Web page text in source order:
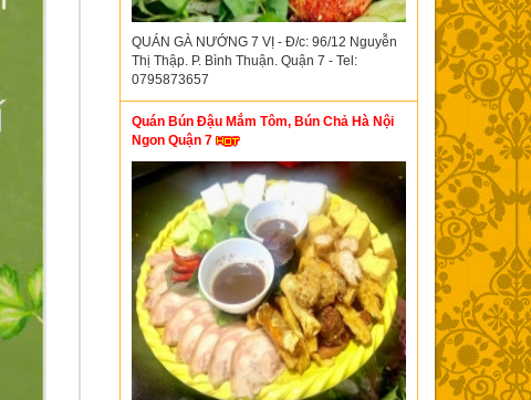
QUÁN GÀ NƯỚNG 7 VỊ - Đ/c: 96/12 Nguyễn
Thị Thập. P. Bình Thuận. Quận 7 - Tel:
0795873657
Quán Bún Đậu Mắm Tôm, Bún Chả Hà Nội
Ngon Quận 7